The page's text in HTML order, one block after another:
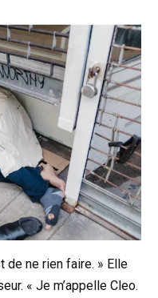
de ne rien faire. » Elle
« Je m’appelle Cleo.